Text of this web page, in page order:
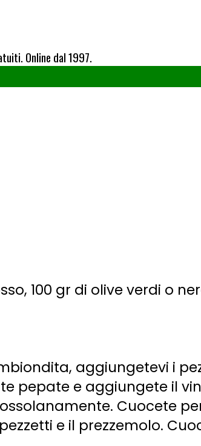
Online dal 1997.
100 gr di olive verdi o
aggiungetevi i
pepate e aggiungete il
Cuocete
e il prezzemolo.